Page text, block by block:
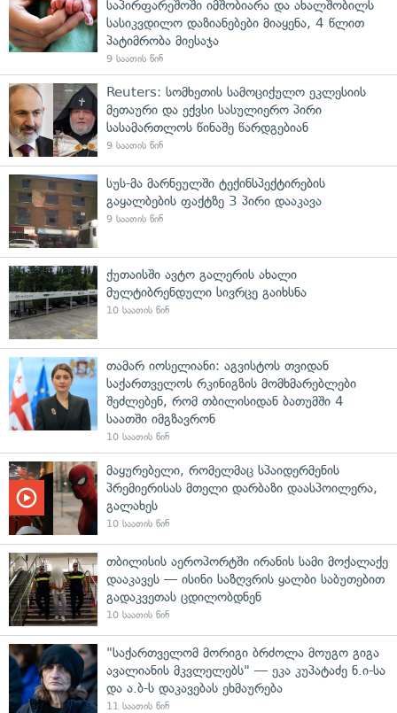
საპირფარეშოში იმშობიარა და ახალშობილს
სასიკვდილო დაზიანებები მიაყენა, 4 წლით
პატიმრობა მიესაჯა
9 საათის წინ
Reuters: სომხეთის სამოციქულო ეკლესიის
მეთაური და ექვსი სასულიერო პირი
სასამართლოს წინაშე წარდგებიან
9 საათის წინ
სუს-მა მარნეულში ტექინსპექტირების
გაყალბების ფაქტზე 3 პირი დააკავა
9 საათის წინ
ქუთაისში ავტო გალერის ახალი
მულტიბრენდული სივრცე გაიხსნა
10 საათის წინ
თამარ იოსელიანი: აგვისტოს თვიდან
საქართველოს რკინიგზის მომხმარებლები
შეძლებენ, რომ თბილისიდან ბათუმში 4
საათში იმგზავრონ
10 საათის წინ
მაყურებელი, რომელმაც სპაიდერმენის
პრემიერისას მთელი დარბაზი დაასპოილერა,
გალახეს
10 საათის წინ
თბილისის აეროპორტში ირანის სამი მოქალაქე
დააკავეს — ისინი საზღვრის ყალბი საბუთებით
გადაკვეთას ცდილობდნენ
10 საათის წინ
"საქართველომ მორიგი ბრძოლა მოუგო გიგა
ავალიანის მკვლელებს" — ეკა კუპატაძე ნ.ი-სა
და ა.ბ-ს დაკავებას ეხმაურება
11 საათის წინ